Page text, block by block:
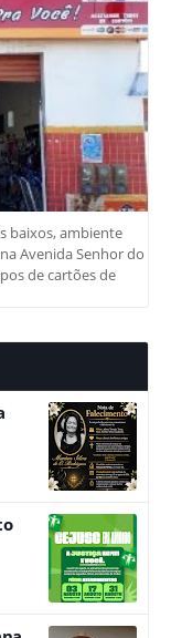
baixos, ambiente
Avenida Senhor do
de cartões de